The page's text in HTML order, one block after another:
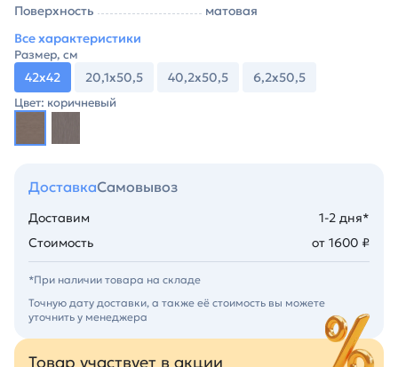
Поверхность
матовая
Все характеристики
Размер, см
42х42 20,1х50,5 40,2х50,5 6,2х50,5
Цвет: коричневый
ДоставкаСамовывоз
Доставим
1-2 дня*
Стоимость
от 1600 ₽
*При наличии товара на складе
Точную дату доставки, а также её стоимость вы можете
уточнить у менеджера
Товар участвует в акции